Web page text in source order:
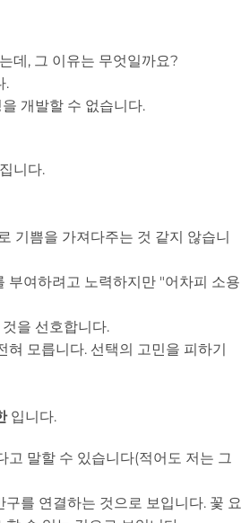
데, 그 이유는 무엇일까요?
.
개발할 수 없습니다.
니다.
기쁨을 가져다주는 것 같지 않습니
부여하려고 노력하지만 "어차피 소용
을 선호합니다.
모릅니다. 선택의 고민을 피하기
입니다.
말할 수 있습니다(적어도 저는 그
를 연결하는 것으로 보입니다. 꽃 요